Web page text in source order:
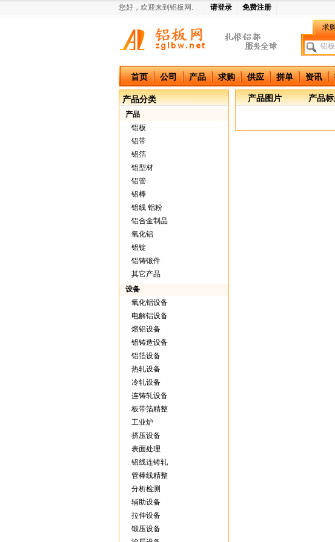
您好，欢迎来到铝板网. 请登录 免费注册
中国铝板网
求
首页 公司 产品 求购 供应 拼单 资讯
产品分类
产品
铝板
铝带
铝箔
铝型材
铝管
铝棒
铝线 铝粉
铝合金制品
氧化铝
铝锭
铝铸锻件
其它产品
设备
氧化铝设备
电解铝设备
熔铝设备
铝铸造设备
铝箔设备
热轧设备
冷轧设备
连铸轧设备
板带箔精整
工业炉
挤压设备
表面处理
铝线连铸轧
管棒线精整
分析检测
辅助设备
拉伸设备
锻压设备
产品图片 产品